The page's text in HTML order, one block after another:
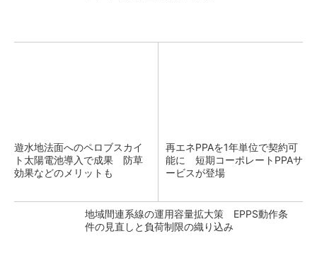
遊水地法面へのペロブスカイ
ト太陽電池導入で成果 防草
効果などのメリットも
再エネPPAを1年単位で契約可
能に 短期コーポレートPPAサ
ービスが登場
地域間連系線の運用容量拡大策 EPPS動作条
件の見直しと負荷制限の織り込み